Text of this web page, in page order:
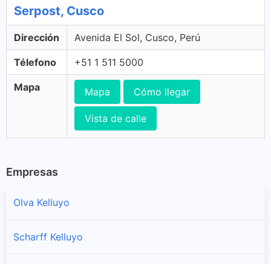
Serpost, Cusco
Dirección Avenida El Sol, Cusco, Perú
Télefono +51 1 511 5000
Mapa Mapa Cómo llegar
Vista de calle
Empresas
Olva Kelluyo
Scharff Kelluyo